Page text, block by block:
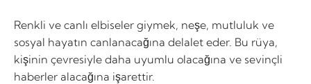
Renkli ve canlı elbiseler giymek, neşe, mutluluk ve
sosyal hayatın canlanacağına delalet eder. Bu rüya,
kişinin çevresiyle daha uyumlu olacağına ve sevinçli
haberler alacağına işarettir.